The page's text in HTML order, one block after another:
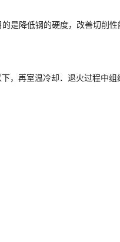
是降低钢的硬度，改善切削性
，再室温冷却．退火过程中组